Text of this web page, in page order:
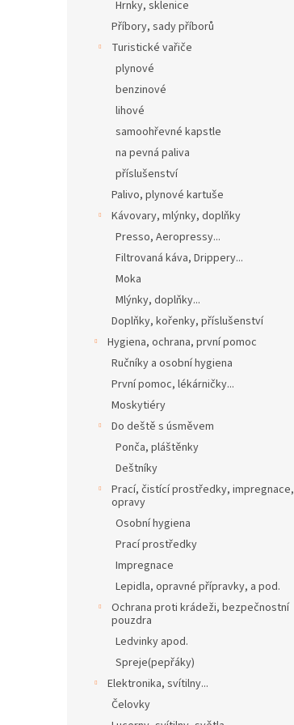
Hrnky, sklenice
Příbory, sady příborů
Turistické vařiče
plynové
benzinové
lihové
samoohřevné kapstle
na pevná paliva
příslušenství
Palivo, plynové kartuše
Kávovary, mlýnky, doplňky
Presso, Aeropressy...
Filtrovaná káva, Drippery...
Moka
Mlýnky, doplňky...
Doplňky, kořenky, příslušenství
Hygiena, ochrana, první pomoc
Ručníky a osobní hygiena
První pomoc, lékárničky...
Moskytiéry
Do deště s úsměvem
Ponča, pláštěnky
Deštníky
Prací, čistící prostředky, impregnace,
opravy
Osobní hygiena
Prací prostředky
Impregnace
Lepidla, opravné přípravky, a pod.
Ochrana proti krádeži, bezpečnostní
pouzdra
Ledvinky apod.
Spreje(pepřáky)
Elektronika, svítilny...
Čelovky